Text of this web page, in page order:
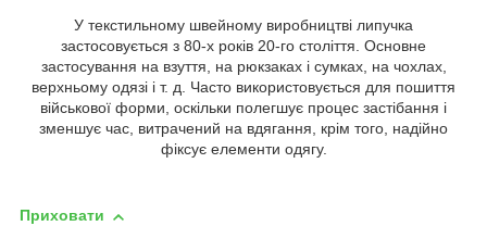
У текстильному швейному виробництві липучка
застосовується з 80-х років 20-го століття. Основне
застосування на взуття, на рюкзаках і сумках, на чохлах,
верхньому одязі і т. д. Часто використовується для пошиття
військової форми, оскільки полегшує процес застібання і
зменшує час, витрачений на вдягання, крім того, надійно
фіксує елементи одягу.
Приховати